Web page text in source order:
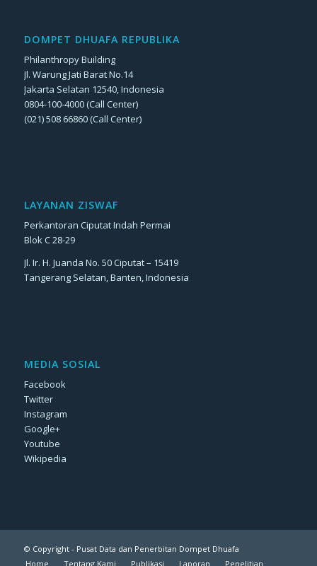
DOMPET DHUAFA REPUBLIKA
Philanthropy Building
Jl. Warung Jati Barat No.14
Jakarta Selatan 12540, Indonesia
0804-100-4000 (Call Center)
(021) 508 66860 (Call Center)
LAYANAN ZISWAF
Perkantoran Ciputat Indah Permai
Blok C 28-29
Jl. Ir. H. Juanda No. 50 Ciputat – 15419
Tangerang Selatan, Banten, Indonesia
MEDIA SOSIAL
Facebook
Twitter
Instagram
Google+
Youtube
Wikipedia
© Copyright - Pusat Data dan Penerbitan Dompet Dhuafa
Home
Tentang Kami Publikasi Laporan Penelitian